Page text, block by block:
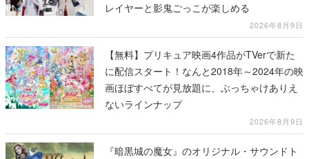
レイヤーと影鬼ごっこが楽しめる
2026年8月9日
【無料】プリキュア映画4作品がTVerで新た
に配信スタート！なんと2018年～2024年の映
画ほぼすべてが見放題に、ぶっちゃけありえ
ないラインナップ
2026年8月9日
『暗黒城の魔女』のオリジナル・サウンドト